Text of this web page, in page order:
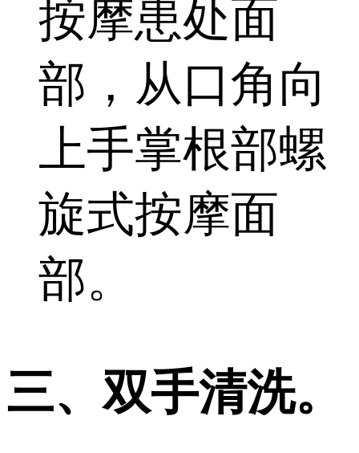
按摩患处面
部，从口角向
上手掌根部螺
旋式按摩面
部。
三、双手清洗。